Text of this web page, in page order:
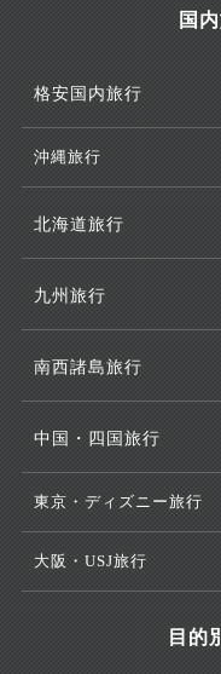
国
格安国内旅行
沖縄旅行
北海道旅行
九州旅行
南西諸島旅行
中国・四国旅行
東京・ディズニー旅行
大阪・USJ旅行
目的